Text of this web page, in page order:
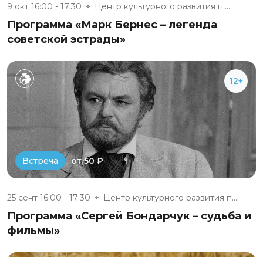
9 окт 16:00 - 17:30 Центр культурного развития п....
Программа «Марк Бернес – легенда
советской эстрады»
12+
Встреча от 50 ₽
25 сент 16:00 - 17:30 Центр культурного развития п....
Программа «Сергей Бондарчук – судьба и
фильмы»